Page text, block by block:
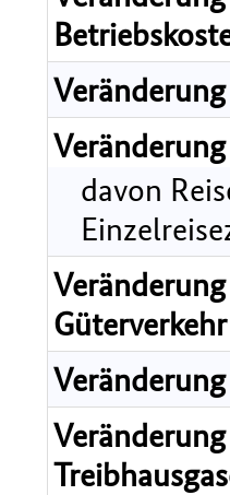
davon
Güterverkehr